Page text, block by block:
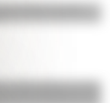
y Simón Bolívar: así fue